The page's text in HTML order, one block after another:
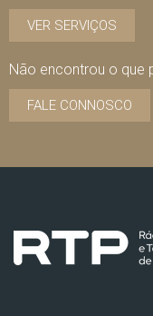
VER SERVIÇOS
Não encontrou o que
FALE CONNOSCO